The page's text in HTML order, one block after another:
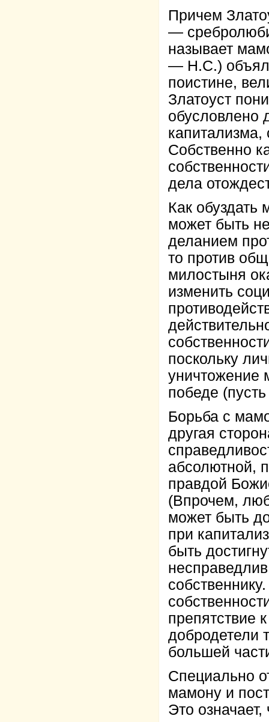
Причем
—
называет
— Н.С.) объял
поистине,
Златоуст
обусловлено
Собственно
дела
Как обуздать
может быть
деланием
то против
милостыня
изменить
поскольку
уничтожение
победе
Борьба с
другая
абсолютной,
правдой
(Впрочем,
может быть
при
быть
препятствие
добродетели
большей
Специально
мамону и
Это